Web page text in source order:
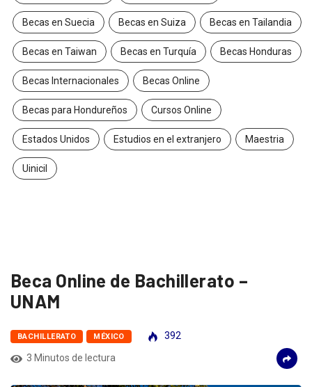
Becas en Suecia Becas en Suiza Becas en Tailandia
Becas en Taiwan Becas en Turquía Becas Honduras
Becas Internacionales Becas Online
Becas para Hondureños Cursos Online
Estados Unidos Estudios en el extranjero Maestria
Uinicil
Beca Online de Bachillerato –
UNAM
BACHILLERATO MÉXICO
392
3 Minutos de lectura